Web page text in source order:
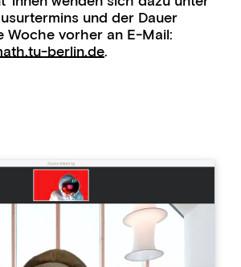
und der Dauer
Woche vorher an E-Mail:
berlin.de.